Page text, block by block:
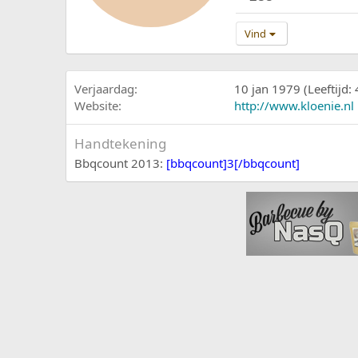
Vind
Verjaardag
10 jan 1979 (Leeftijd:
Website
http://www.kloenie.nl
Handtekening
Bbqcount 2013: [bbqcount]3[/bbqcount]